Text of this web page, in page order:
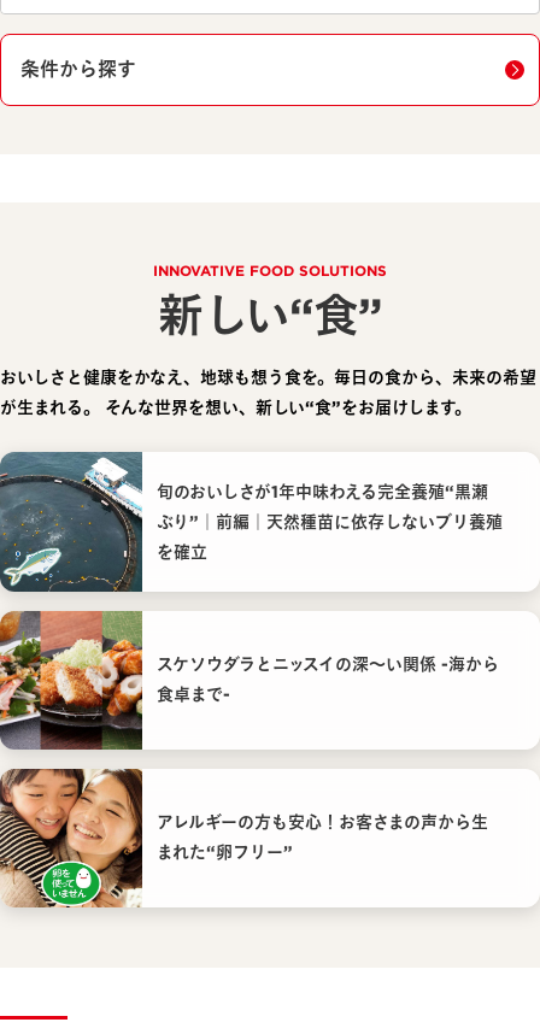
条件から探す
INNOVATIVE FOOD SOLUTIONS
新しい“食”
おいしさと健康をかなえ、地球も想う食を。毎日の食から、未来の希望
が生まれる。
そんな世界を想い、新しい“食”をお届けします。
旬のおいしさが1年中味わえる完全養殖“黒瀬
ぶり”｜前編｜天然種苗に依存しないブリ養殖
を確立
スケソウダラとニッスイの深〜い関係 -海から
食卓まで-
アレルギーの方も安心！お客さまの声から生
まれた“卵フリー”